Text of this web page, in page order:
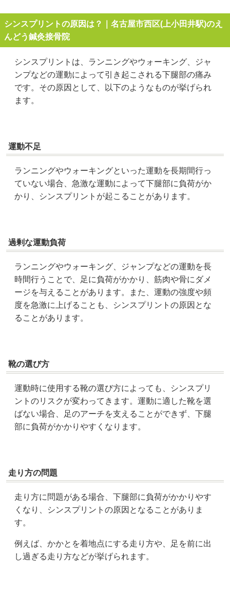
シンスプリントの原因は？｜名古屋市西区(上小田井駅)のえ
んどう鍼灸接骨院
シンスプリントは、ランニングやウォーキング、ジャ
ンプなどの運動によって引き起こされる下腿部の痛み
です。その原因として、以下のようなものが挙げられ
ます。
運動不足
ランニングやウォーキングといった運動を長期間行っ
ていない場合、急激な運動によって下腿部に負荷がか
かり、シンスプリントが起こることがあります。
過剰な運動負荷
ランニングやウォーキング、ジャンプなどの運動を長
時間行うことで、足に負荷がかかり、筋肉や骨にダメ
ージを与えることがあります。また、運動の強度や頻
度を急激に上げることも、シンスプリントの原因とな
ることがあります。
靴の選び方
運動時に使用する靴の選び方によっても、シンスプリ
ントのリスクが変わってきます。運動に適した靴を選
ばない場合、足のアーチを支えることができず、下腿
部に負荷がかかりやすくなります。
走り方の問題
走り方に問題がある場合、下腿部に負荷がかかりやす
くなり、シンスプリントの原因となることがありま
す。
例えば、かかとを着地点にする走り方や、足を前に出
し過ぎる走り方などが挙げられます。